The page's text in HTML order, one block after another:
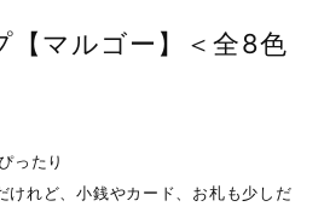
【マルゴー】＜全8色
ったり
けれど、小銭やカード、お札も少しだ